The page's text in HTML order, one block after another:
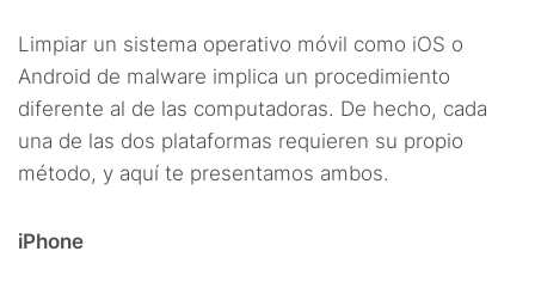
Limpiar un sistema operativo móvil como iOS o
Android de malware implica un procedimiento
diferente al de las computadoras. De hecho, cada
una de las dos plataformas requieren su propio
método, y aquí te presentamos ambos.
iPhone